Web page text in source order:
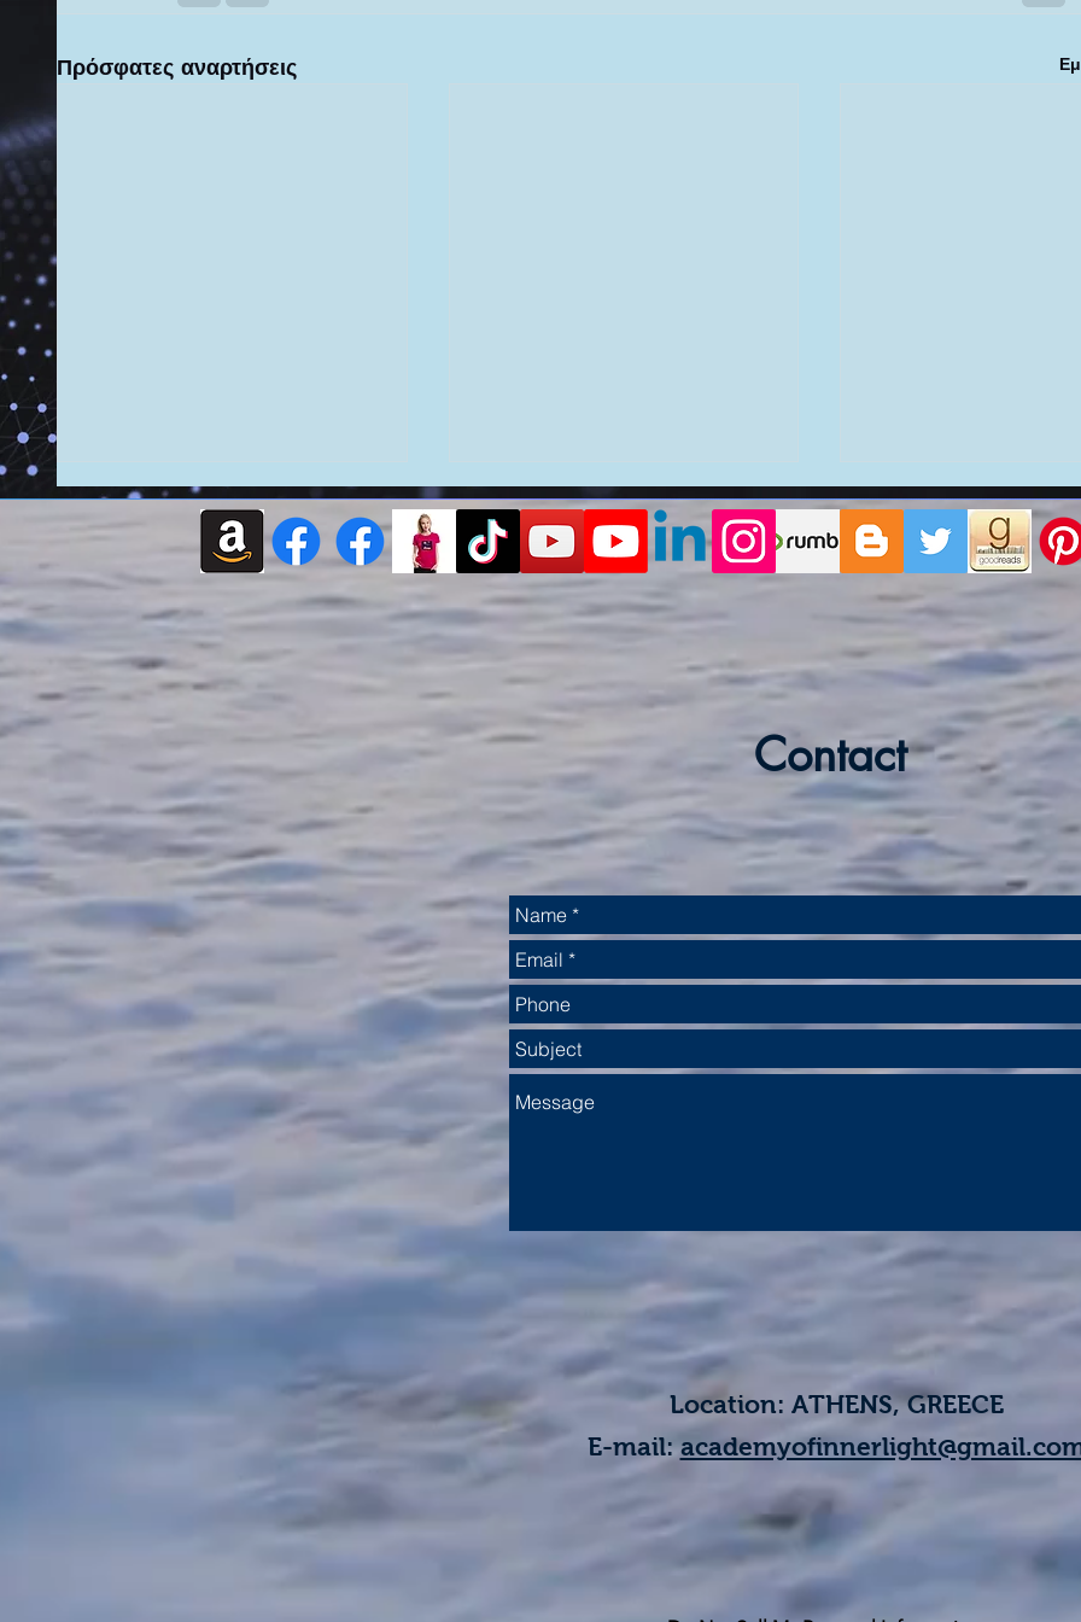
ΦΙΛΟΣΟΦΙΑ ΤΗΣ ΚΑΘΗΜΕΡΙΝΟΤΗΤΑΣ
Πρόσφατες αναρτήσεις
Πύλες Δυνατοτήτων: Είναι τα
Σύμβολα Πύλες σε
Παράλληλα Σύμπαντα;
ΠΕΡΙΟΔΙΚΟ ECONOMIST
2026|Ο Παρατηρητής από
ψηλά: Ένα Όραμα Πέρα από
την Παγκόσμια Σκηνή
διάφορους Τύπους
Πεδίων και τη
στην Κατανόηση της
Πραγματικότητας
Contact
Location: ATHENS, GREECE​​
E-mail: